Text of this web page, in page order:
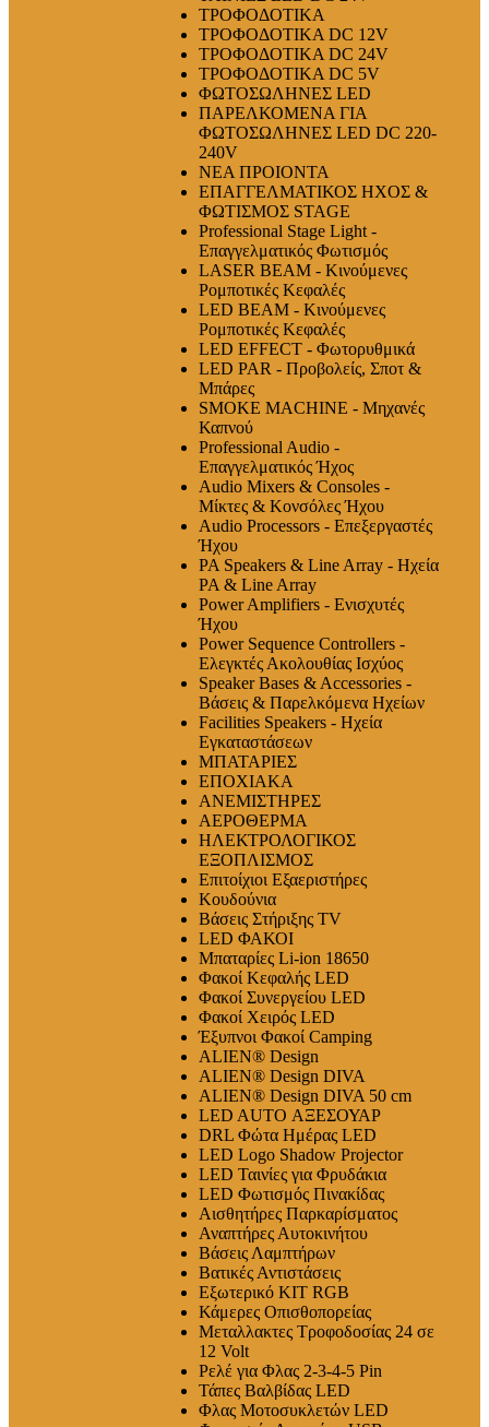
ΤΡΟΦΟΔΟΤΙΚΑ
ΤΡΟΦΟΔΟΤΙΚΑ DC 12V
ΤΡΟΦΟΔΟΤΙΚΑ DC 24V
ΤΡΟΦΟΔΟΤΙΚΑ DC 5V
ΦΩΤΟΣΩΛΗΝΕΣ LED
ΠΑΡΕΛΚΟΜΕΝΑ ΓΙΑ
ΦΩΤΟΣΩΛΗΝΕΣ LED DC 220-
240V
ΝΕΑ ΠΡΟΙΟΝΤΑ
ΕΠΑΓΓΕΛΜΑΤΙΚΟΣ ΗΧΟΣ &
ΦΩΤΙΣΜΟΣ STAGE
Professional Stage Light -
Επαγγελματικός Φωτισμός
LASER BEAM - Κινούμενες
Ρομποτικές Κεφαλές
LED BEAM - Κινούμενες
Ρομποτικές Κεφαλές
LED EFFECT - Φωτορυθμικά
LED PAR - Προβολείς, Σποτ &
Μπάρες
SMOKE MACHINE - Μηχανές
Καπνού
Professional Audio -
Επαγγελματικός Ήχος
Audio Mixers & Consoles -
Μίκτες & Κονσόλες Ήχου
Audio Processors - Επεξεργαστές
Ήχου
PA Speakers & Line Array - Ηχεία
PA & Line Array
Power Amplifiers - Ενισχυτές
Ήχου
Power Sequence Controllers -
Ελεγκτές Ακολουθίας Ισχύος
Speaker Bases & Accessories -
Βάσεις & Παρελκόμενα Ηχείων
Facilities Speakers - Ηχεία
Εγκαταστάσεων
ΜΠΑΤΑΡΙΕΣ
ΕΠΟΧΙΑΚΑ
ΑΝΕΜΙΣΤΗΡΕΣ
ΑΕΡΟΘΕΡΜΑ
ΗΛΕΚΤΡΟΛΟΓΙΚΟΣ
ΕΞΟΠΛΙΣΜΟΣ
Επιτοίχιοι Εξαεριστήρες
Κουδούνια
Βάσεις Στήριξης TV
LED ΦΑΚΟΙ
Μπαταρίες Li-ion 18650
Φακοί Κεφαλής LED
Φακοί Συνεργείου LED
Φακοί Χειρός LED
Έξυπνοι Φακοί Camping
ALIEN® Design
ALIEN® Design DIVA
ALIEN® Design DIVA 50 cm
LED AUTO ΑΞΕΣΟΥΑΡ
DRL Φώτα Ημέρας LED
LED Logo Shadow Projector
LED Ταινίες για Φρυδάκια
LED Φωτισμός Πινακίδας
Αισθητήρες Παρκαρίσματος
Αναπτήρες Αυτοκινήτου
Βάσεις Λαμπτήρων
Βατικές Αντιστάσεις
Εξωτερικό ΚΙΤ RGB
Κάμερες Οπισθοπορείας
Μεταλλακτες Τροφοδοσίας 24 σε
12 Volt
Ρελέ για Φλας 2-3-4-5 Pin
Τάπες Βαλβίδας LED
Φλας Μοτοσυκλετών LED